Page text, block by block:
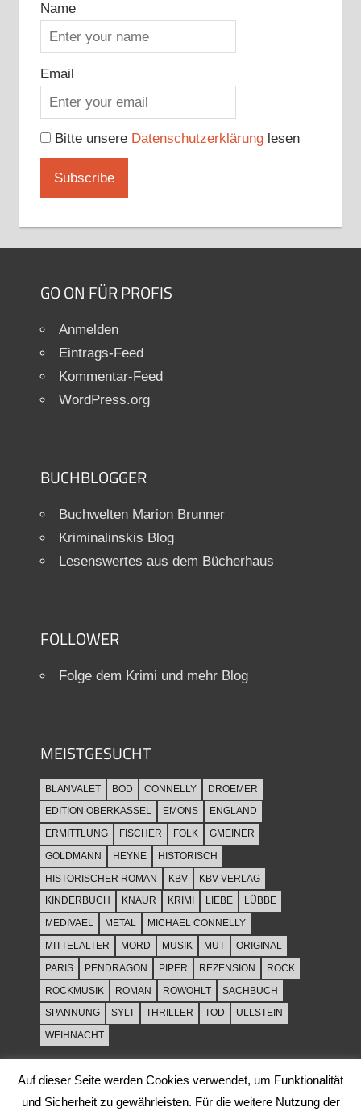
Name
Email
Bitte unsere Datenschutzerklärunglesen
GO ON FÜR PROFIS
Anmelden
Eintrags-Feed
Kommentar-Feed
WordPress.org
BUCHBLOGGER
Buchwelten Marion Brunner
Kriminalinskis Blog
Lesenswertes aus dem Bücherhaus
FOLLOWER
Folge dem Krimi und mehr Blog
MEISTGESUCHT
BLANVALET BOD CONNELLY
DROEMER
EDITION OBERKASSEL
EMONS
ENGLAND
ERMITTLUNG
FISCHER FOLK
GMEINER
GOLDMANN
HEYNE
HISTORISCH
HISTORISCHER ROMAN
KBV
KBV VERLAG
KINDERBUCH
KNAUR KRIMI LIEBE
LÜBBE
MEDIVAEL
METAL
MICHAEL CONNELLY
MITTELALTER
MORD MUSIK MUT
ORIGINAL
PARIS
PENDRAGON PIPER REZENSION
ROCK
ROCKMUSIK
ROMAN ROWOHLT
SACHBUCH
SPANNUNG
SYLT THRILLER TOD
ULLSTEIN
WEIHNACHT
Auf dieser Seite werden Cookies verwendet, um Funktionalität
und Sicherheit zu gewährleisten. Für die weitere Nutzung der